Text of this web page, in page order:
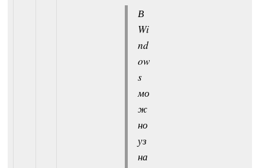
В
Wi
nd
ow
s
мо
ж
но
уз
на